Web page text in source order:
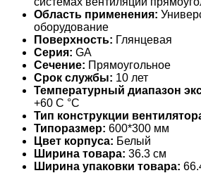
Область применения:
оборудование
Поверхность: Глянцевая
Серия: GA
Сечение: Прямоугольное
Срок службы: 10 лет
Температурный диапазон
+60 С °С
Тип конструкции
Типоразмер: 600*300 мм
Цвет корпуса: Белый
Ширина товара: 36.3 см
Ширина упаковки товара: